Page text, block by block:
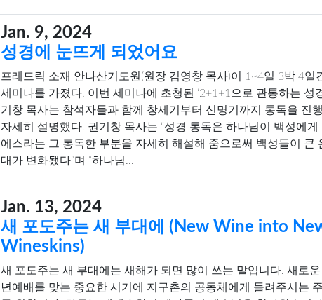
Jan. 9, 2024
성경에 눈뜨게 되었어요
프레드릭 소재 안나산기도원(원장 김영창 목사)이 1~4일 3박 4일
세미나를 가졌다. 이번 세미나에 초청된 ‘2+1+1으로 관통하는 성
기창 목사는 참석자들과 함께 창세기부터 신명기까지 통독을 진행
자세히 설명했다. 권기창 목사는 “성경 통독은 하나님이 백성에게
에스라는 그 통독한 부분을 자세히 해설해 줌으로써 백성들이 큰
대가 변화됐다”며 “하나님...
Jan. 13, 2024
새 포도주는 새 부대에 (New Wine into
Wineskins)
새 포도주는 새 부대에는 새해가 되면 많이 쓰는 말입니다. 새로
년예배를 맞는 중요한 시기에 지구촌의 공동체에게 들려주시는